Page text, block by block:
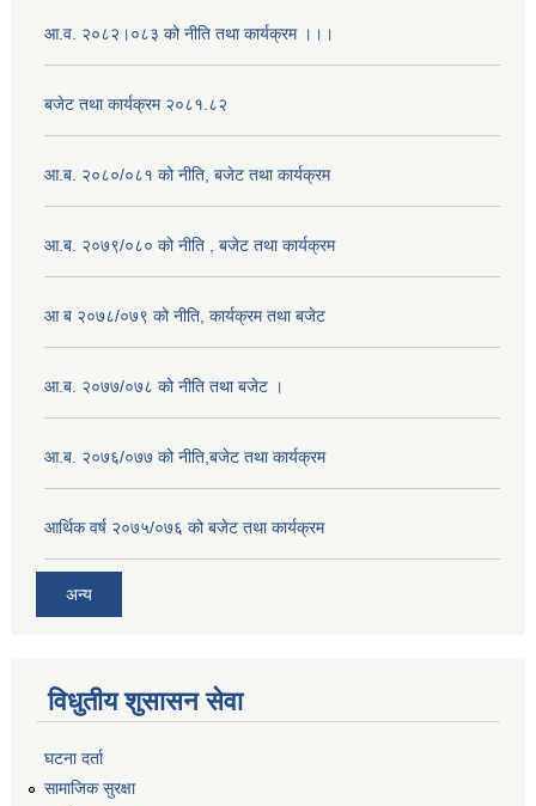
आ.व. २०८२।०८३ को नीति तथा कार्यक्रम ।।।
बजेट तथा कार्यक्रम २०८१.८२
आ.ब. २०८०/०८१ को नीति, बजेट तथा कार्यक्रम
आ.ब. २०७९/०८० को नीति , बजेट तथा कार्यक्रम
आ ब २०७८/०७९ को नीति, कार्यक्रम तथा बजेट
आ.ब. २०७७/०७८ को नीति तथा बजेट ।
आ.ब. २०७६/०७७ को नीति,बजेट तथा कार्यक्रम
आर्थिक वर्ष २०७५/०७६ को बजेट तथा कार्यक्रम
अन्य
विधुतीय शुसासन सेवा
घटना दर्ता
सामाजिक सुरक्षा